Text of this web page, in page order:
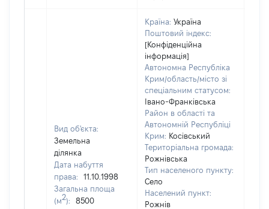
Вид об'єкта:
Земельна
ділянка
Дата набуття
права:
11.10.1998
Загальна площа
(м2):
8500
Країна: Україна
Поштовий індекс:
[Конфіденційна
інформація]
Автономна Республіка
Крим/область/місто зі
спеціальним статусом:
Івано-Франківська
Район в області та
Автономній Республіці
Крим: Косівський
Територіальна громада:
Рожнівська
Тип населеного пункту:
Село
Населений пункт:
Рожнів